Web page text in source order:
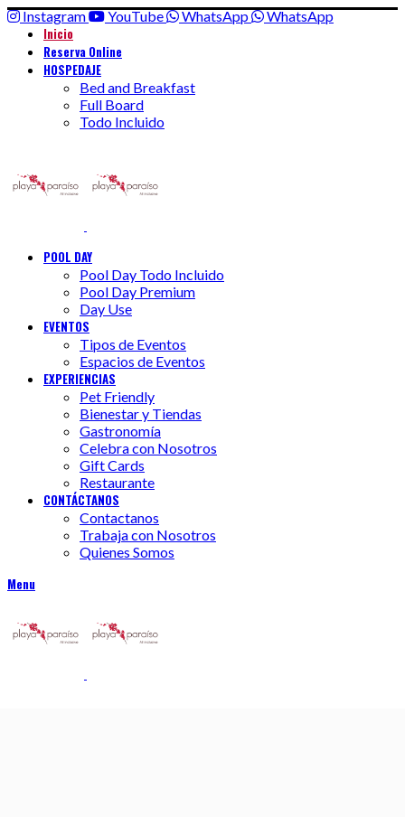
Instagram YouTube WhatsApp WhatsApp
Inicio
Reserva Online
HOSPEDAJE
Bed and Breakfast
Full Board
Todo Incluido
POOL DAY
Pool Day Todo Incluido
Pool Day Premium
Day Use
EVENTOS
Tipos de Eventos
Espacios de Eventos
EXPERIENCIAS
Pet Friendly
Bienestar y Tiendas
Gastronomía
Celebra con Nosotros
Gift Cards
Restaurante
CONTÁCTANOS
Contactanos
Trabaja con Nosotros
Quienes Somos
Menu